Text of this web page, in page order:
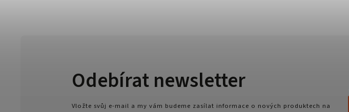
Odebírat newsletter
Vložte svůj e-mail a my vám budeme zasílat informace o nových produktech na